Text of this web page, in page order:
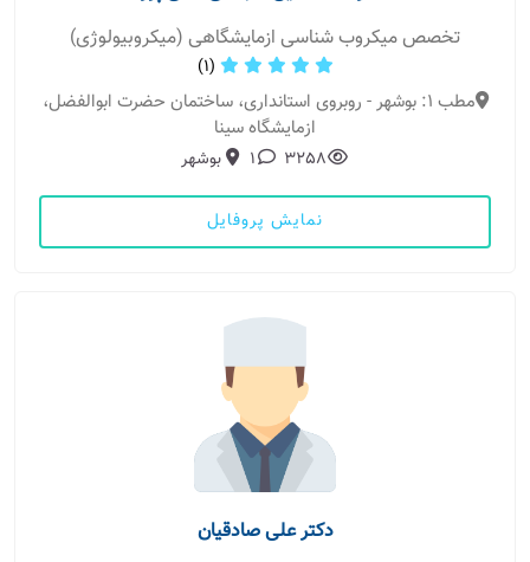
تخصص میکروب شناسی ازمایشگاهی (میکروبیولوژی)
(1)
مطب 1: بوشهر - روبروی استانداری، ساختمان حضرت ابوالفضل،
ازمایشگاه سینا
3258
1 بوشهر
نمایش پروفایل
دکتر علی صادقیان